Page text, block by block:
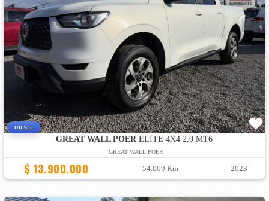
DIESEL
GREAT WALL POERELITE 4X4 2.0 MT6
GREAT WALL POER
$ 13.900.000 54.069 Km 2023